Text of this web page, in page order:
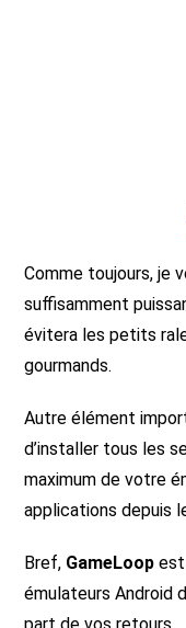
Comme toujours, je
suffisamment
évitera les petits
gourmands.
Autre élément
d’installer tous les
maximum de votre
applications depuis
Bref, GameLoop est
émulateurs Android